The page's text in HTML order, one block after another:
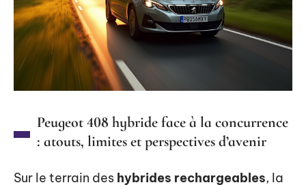
Peugeot 408 hybride face à la concurrence
: atouts, limites et perspectives d’avenir
Sur le terrain des hybrides rechargeables, la